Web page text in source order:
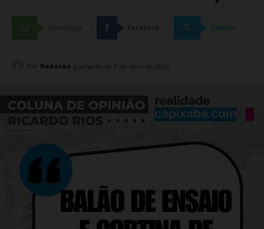
Facebook Twitter
Por Redacao quarta-feira, 3 de abril de 2024